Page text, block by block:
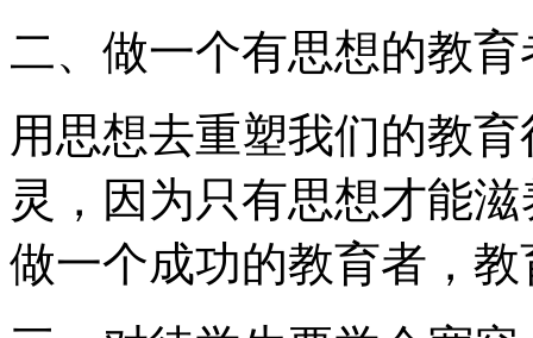
二、做一个有思想的教育
用思想去重塑我们的教
灵，因为只有思想才能
做一个成功的教育者，